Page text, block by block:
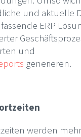
und aktuelle
ERP
und
generieren.
werden